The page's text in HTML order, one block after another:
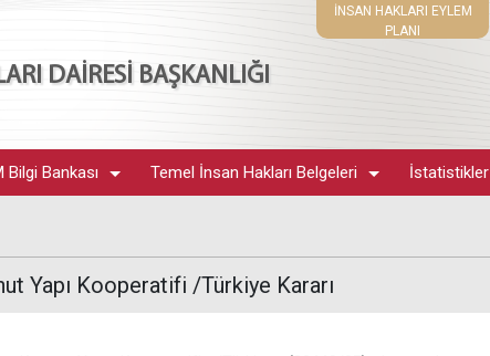
DAİRESİ BAŞKANLIĞI
İNSAN HAKLARI EYLEM
PLANI
Bilgi Bankası Temel İnsan Hakları Belgeleri İstatistikler
Yapı Kooperatifi /Türkiye Kararı